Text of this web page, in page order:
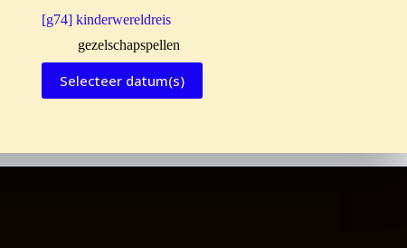
[g74] kinderwereldreis
gezelschapspellen
Selecteer datum(s)